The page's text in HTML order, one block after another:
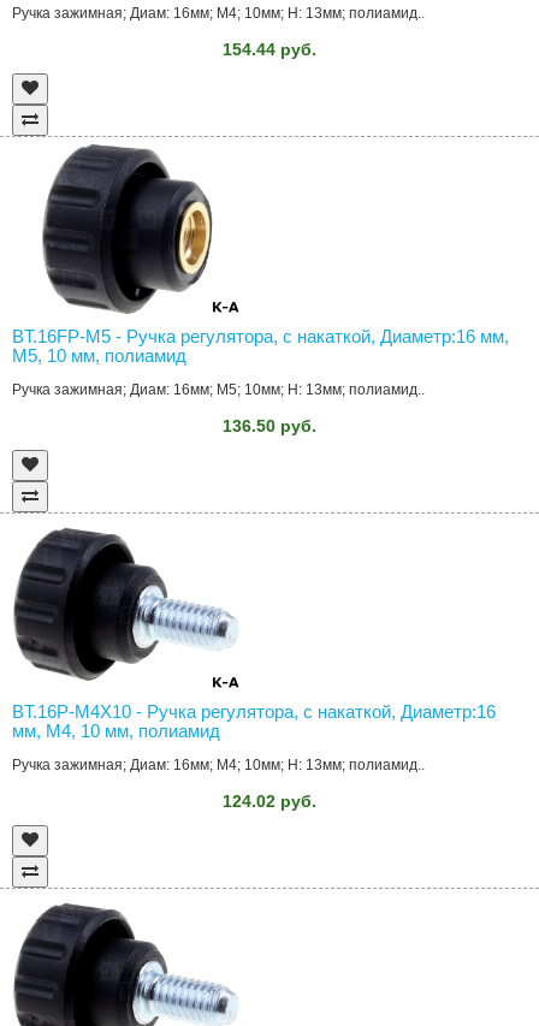
Ручка зажимная; Диам: 16мм; M4; 10мм; H: 13мм; полиамид..
154.44 руб.
BT.16FP-M5 - Ручка регулятора, с накаткой, Диаметр:16 мм,
M5, 10 мм, полиамид
Ручка зажимная; Диам: 16мм; M5; 10мм; H: 13мм; полиамид..
136.50 руб.
BT.16P-M4X10 - Ручка регулятора, с накаткой, Диаметр:16
мм, M4, 10 мм, полиамид
Ручка зажимная; Диам: 16мм; M4; 10мм; H: 13мм; полиамид..
124.02 руб.